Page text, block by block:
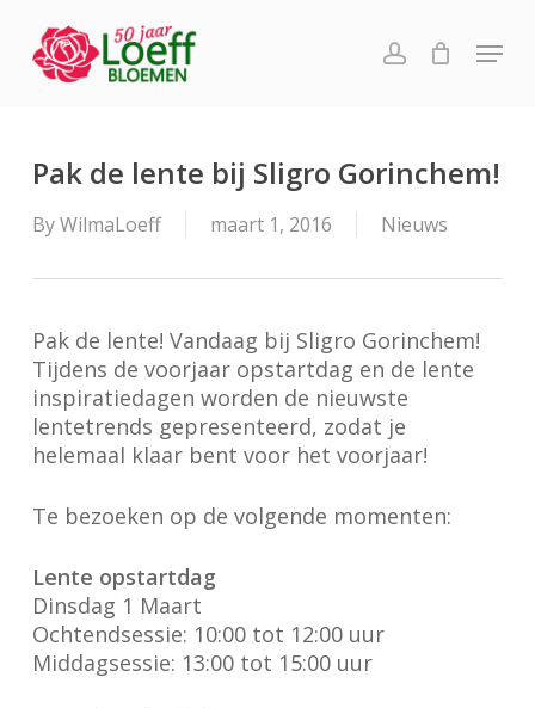
main
account
Menu
Pak de lente bij Sligro Gorinchem!
ByWilmaLoeff maart 1, 2016 Nieuws
Pak de lente! Vandaag bij Sligro Gorinchem!
Tijdens de voorjaar opstartdag en de lente
inspiratiedagen worden de nieuwste
lentetrends gepresenteerd, zodat je
helemaal klaar bent voor het voorjaar!
Te bezoeken op de volgende momenten:
Lente opstartdag
Dinsdag 1 Maart
Ochtendsessie: 10:00 tot 12:00 uur
Middagsessie: 13:00 tot 15:00 uur